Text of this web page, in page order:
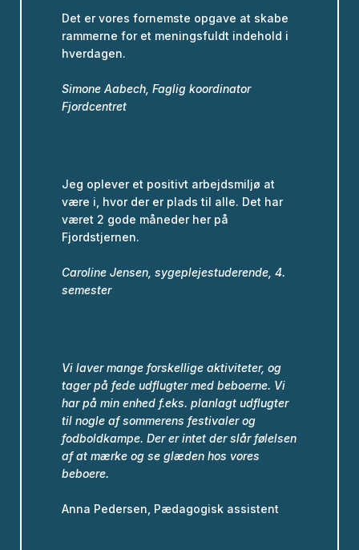
Det er vores fornemste opgave at skabe
rammerne for et meningsfuldt indehold i
hverdagen.
Simone Aabech, Faglig koordinator
Fjordcentret
Jeg oplever et positivt arbejdsmiljø at
være i, hvor der er plads til alle. Det har
været 2 gode måneder her på
Fjordstjernen.
Caroline Jensen, sygeplejestuderende, 4.
semester
Vi laver mange forskellige aktiviteter, og
tager på fede udflugter med beboerne. Vi
har på min enhed f.eks. planlagt udflugter
til nogle af sommerens festivaler og
fodboldkampe. Der er intet der slår følelsen
af at mærke og se glæden hos vores
beboere.
Anna Pedersen, Pædagogisk assistent